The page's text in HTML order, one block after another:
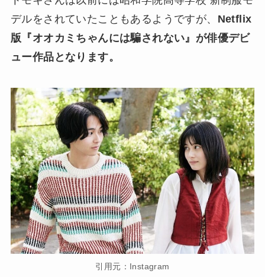
デルをされていたこともあるようですが、 Netflix
版『オオカミちゃんには騙されない』が俳優デビ
ュー作品となります。
引用元：Instagram